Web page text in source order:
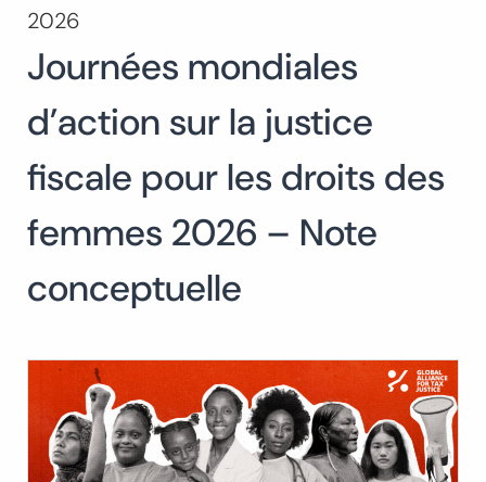
Buscar:
2026
Journées mondiales
d’action sur la justice
fiscale pour les droits des
femmes 2026 – Note
conceptuelle